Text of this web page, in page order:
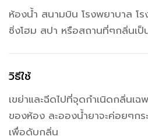
ห้องน้ำ สนามบิน โรงพยาบาล โ
ซิ่งโฮม สปา หรือสถานที่ๆกลิ่นเ
วิธีใช้
เขย่าและฉีดไปที่จุดกำเนิดกลิ่นเ
ของห้อง ละอองน้ำยาจะค่อยๆก
เพื่อดับกลิ่น